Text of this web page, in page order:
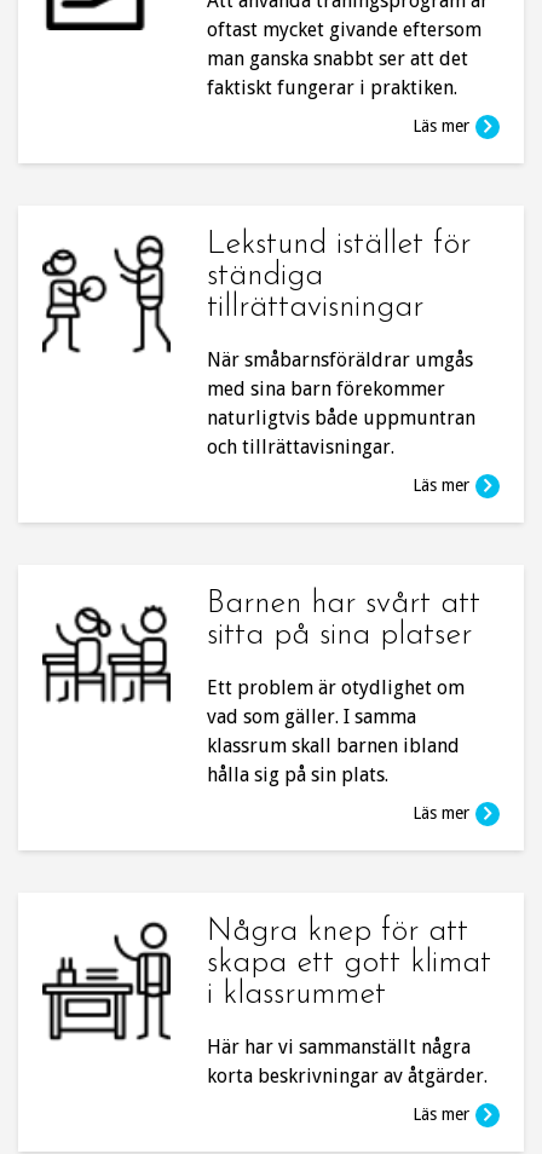
oftast mycket givande eftersom
man ganska snabbt ser att det
faktiskt fungerar i praktiken.
Läs mer
Lekstund istället för
ständiga
tillrättavisningar
När småbarnsföräldrar umgås
med sina barn förekommer
naturligtvis både uppmuntran
och tillrättavisningar.
Läs mer
Barnen har svårt att
sitta på sina platser
Ett problem är otydlighet om
vad som gäller. I samma
klassrum skall barnen ibland
hålla sig på sin plats.
Läs mer
Några knep för att
skapa ett gott klimat
i klassrummet
Här har vi sammanställt några
korta beskrivningar av åtgärder.
Läs mer